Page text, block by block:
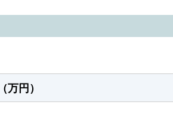
築12年
2023年1～3月
築18年
2023年7～9月
築2年
2023年1～3月
築0年
2023年10～12月
万円）